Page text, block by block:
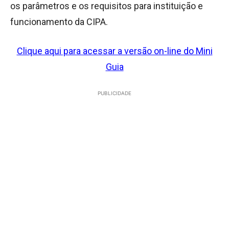
os parâmetros e os requisitos para instituição e
funcionamento da CIPA.
Clique aqui para acessar a versão on-line do Mini
Guia
PUBLICIDADE